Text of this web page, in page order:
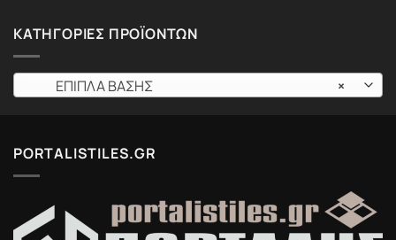
ΚΑΤΗΓΟΡΊΕΣ ΠΡΟΪΌΝΤΩΝ
×
ΕΠΙΠΛΑ ΒΑΣΗΣ
PORTALISTILES.GR